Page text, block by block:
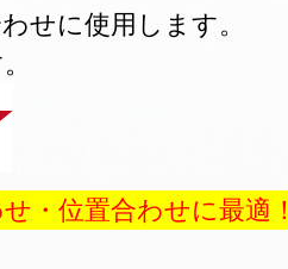
せに使用します。
位置合わせに最適！